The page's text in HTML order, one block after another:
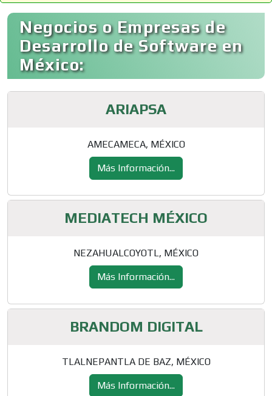
Negocios o Empresas de
Desarrollo de Software en
México:
ARIAPSA
AMECAMECA, MÉXICO
Más Información...
MEDIATECH MÉXICO
NEZAHUALCOYOTL, MÉXICO
Más Información...
BRANDOM DIGITAL
TLALNEPANTLA DE BAZ, MÉXICO
Más Información...